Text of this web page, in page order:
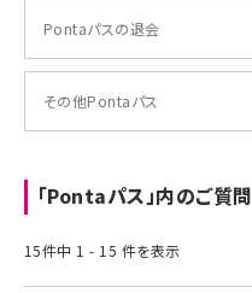
Pontaパスの退会
その他Pontaパス
「Pontaパス」内のご質問
15件中 1 - 15 件を表示